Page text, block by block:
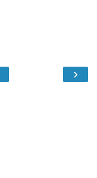
›